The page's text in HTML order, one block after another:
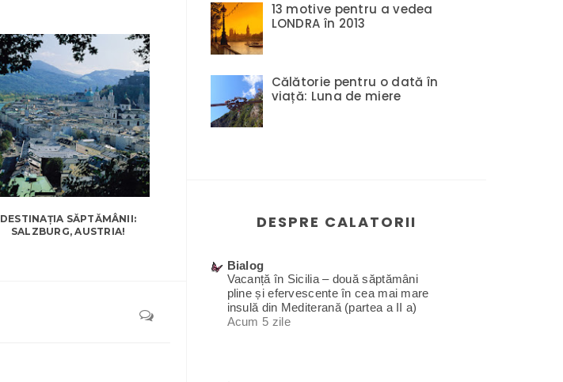
DESTINAȚIA SĂPTĂMÂNII:
SALZBURG, AUSTRIA!
13 motive pentru a vedea
LONDRA în 2013
Călătorie pentru o dată în
viață: Luna de miere
DESPRE CALATORII
Bialog
Vacanță în Sicilia – două săptămâni
pline și efervescente în cea mai mare
insulă din Mediterană (partea a II a)
Acum 5 zile